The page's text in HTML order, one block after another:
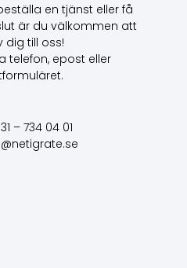
en tjänst eller få
är du välkommen att
dig till oss!
telefon, epost eller
– 734 04 01